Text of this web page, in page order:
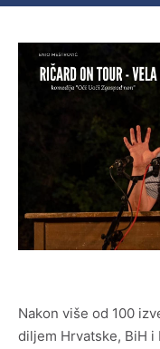
Međunarodni susreti
1968.-1972.
Luka mozaika
Memorijalna
Zbirka mozaika
Nakon više od 100
diljem Hrvatske, BiH i